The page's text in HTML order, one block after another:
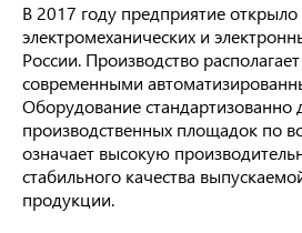
В 2017 году предприятие
электромеханических и
России. Производство
современными
Оборудование стандартизованно
производственных площадок по
означает высокую
стабильного качества
продукции.